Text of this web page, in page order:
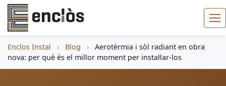
Enclos Instal › Blog ›
Aerotèrmia i sòl radiant en obra
nova: per què és el millor moment per instal·lar-los